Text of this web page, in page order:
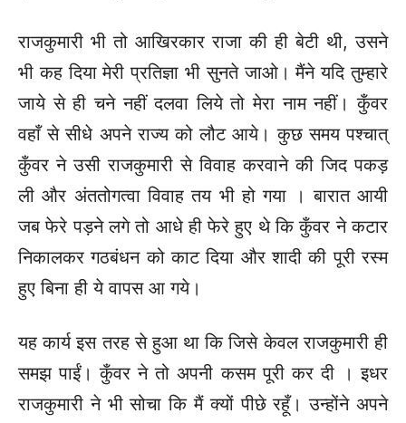
राजकुमारी भी तो आखिरकार राजा की ही बेटी थी, उसने
भी कह दिया मेरी प्रतिज्ञा भी सुनते जाओ। मैंने यदि तुम्हारे
जाये से ही चने नहीं दलवा लिये तो मेरा नाम नहीं। कुँवर
वहाँ से सीधे अपने राज्य को लौट आये। कुछ समय पश्चात्
कुँवर ने उसी राजकुमारी से विवाह करवाने की जिद पकड़
ली और अंततोगत्वा विवाह तय भी हो गया । बारात आयी
जब फेरे पड़ने लगे तो आधे ही फेरे हुए थे कि कुँवर ने कटार
निकालकर गठबंधन को काट दिया और शादी की पूरी रस्म
हुए बिना ही ये वापस आ गये।
यह कार्य इस तरह से हुआ था कि जिसे केवल राजकुमारी ही
समझ पाईं। कुँवर ने तो अपनी कसम पूरी कर दी । इधर
राजकुमारी ने भी सोचा कि मैं क्यों पीछे रहूँ। उन्होंने अपने